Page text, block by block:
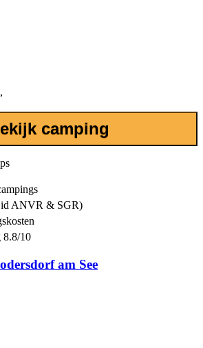
camping
ANVR & SGR)
8.8/10
am See